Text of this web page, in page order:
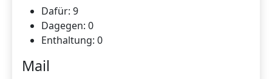
Dafür: 9
Dagegen: 0
Enthaltung: 0
Mail